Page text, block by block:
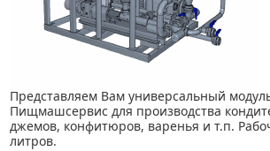
Представляем Вам универсальный
Пищмашсервис для производства
джемов, конфитюров, варенья и т.п.
литров.